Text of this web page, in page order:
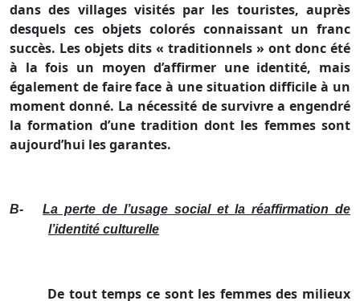
dans des villages visités par les touristes, auprès
desquels ces objets colorés connaissant un franc
succès. Les objets dits « traditionnels » ont donc été
à la fois un moyen d’affirmer une identité, mais
également de faire face à une situation difficile à un
moment donné. La nécessité de survivre a engendré
la formation d’une tradition dont les femmes sont
aujourd’hui les garantes.
B-
La perte de l’usage social et la réaffirmation de
l’identité culturelle
De tout temps ce sont les femmes des milieux